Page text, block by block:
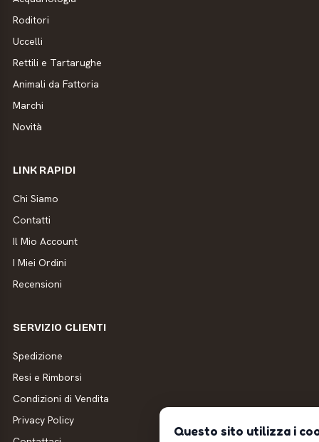
Roditori
Uccelli
Rettili e Tartarughe
Animali da Fattoria
Marchi
Novità
LINK RAPIDI
Chi Siamo
Contatti
Il Mio Account
I Miei Ordini
Recensioni
SERVIZIO CLIENTI
Spedizione
Resi e Rimborsi
Condizioni di Vendita
Privacy Policy
Questo sito utilizza i